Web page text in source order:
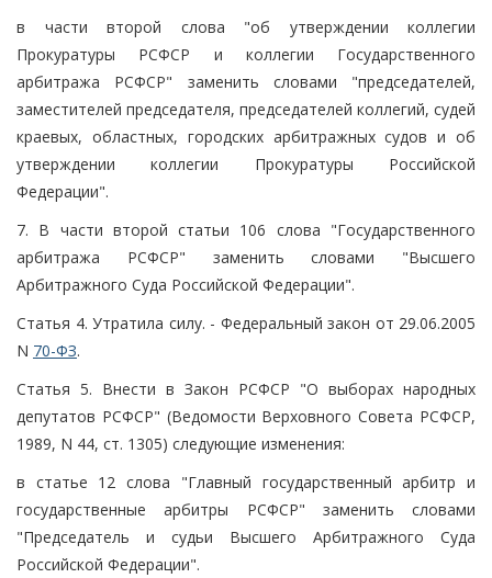
в части второй слова "об утверждении коллегии
Прокуратуры РСФСР и коллегии Государственного
арбитража РСФСР" заменить словами "председателей,
заместителей председателя, председателей коллегий, судей
краевых, областных, городских арбитражных судов и об
утверждении коллегии Прокуратуры Российской
Федерации".
7. В части второй статьи 106 слова "Государственного
арбитража РСФСР" заменить словами "Высшего
Арбитражного Суда Российской Федерации".
Статья 4. Утратила силу. - Федеральный закон от 29.06.2005
N 70-ФЗ.
Статья 5. Внести в Закон РСФСР "О выборах народных
депутатов РСФСР" (Ведомости Верховного Совета РСФСР,
1989, N 44, ст. 1305) следующие изменения:
в статье 12 слова "Главный государственный арбитр и
государственные арбитры РСФСР" заменить словами
"Председатель и судьи Высшего Арбитражного Суда
Российской Федерации".